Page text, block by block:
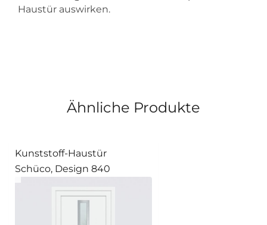
Haustür auswirken.
Ähnliche Produkte
Kunststoff-Haustür
Schüco, Design 840